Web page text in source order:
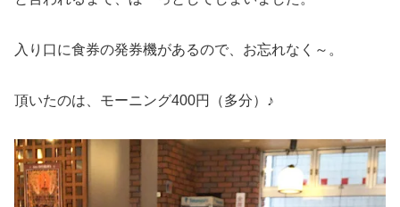
入り口に食券の発券機があるので、お忘れなく～。
頂いたのは、モーニング400円（多分）♪